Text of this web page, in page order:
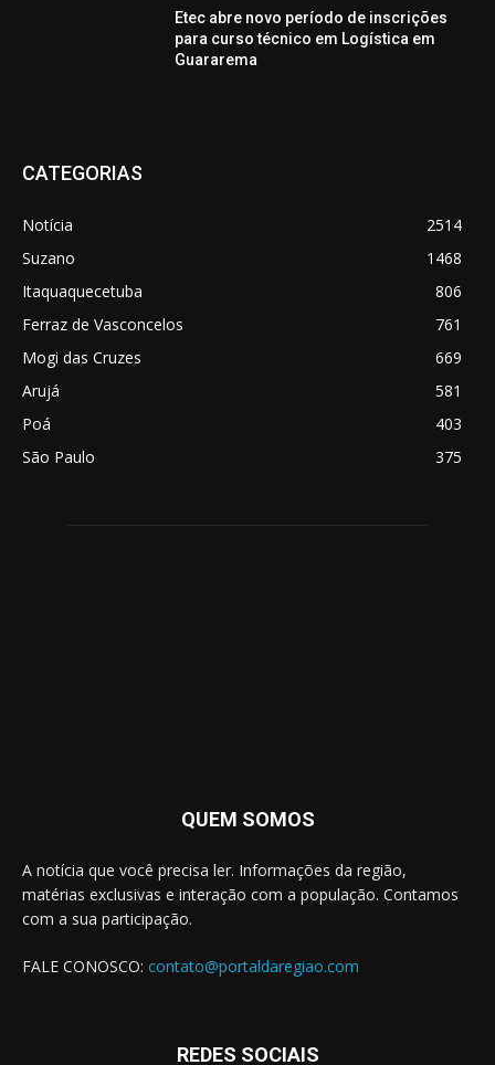
Etec abre novo período de inscrições
para curso técnico em Logística em
Guararema
CATEGORIAS
Notícia
2514
Suzano
1468
Itaquaquecetuba
806
Ferraz de Vasconcelos
761
Mogi das Cruzes
669
Arujá
581
Poá
403
São Paulo
375
QUEM SOMOS
A notícia que você precisa ler. Informações da região,
matérias exclusivas e interação com a população. Contamos
com a sua participação.
FALE CONOSCO: contato@portaldaregiao.com
REDES SOCIAIS